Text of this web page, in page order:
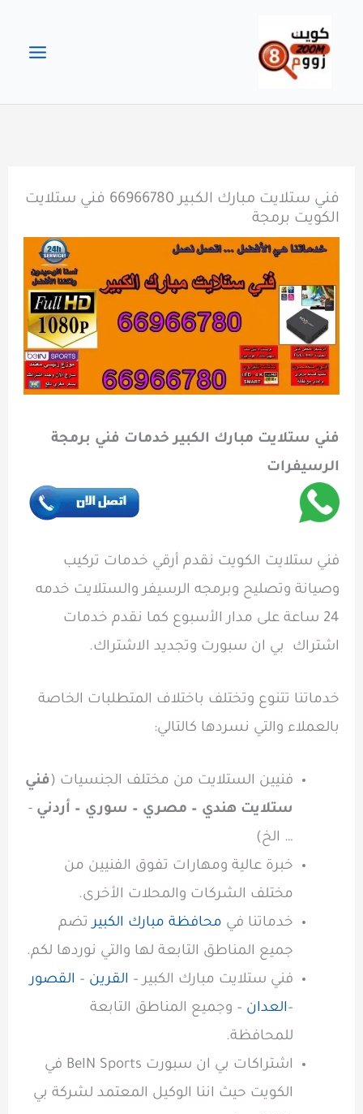
المحتوى
فني ستلايت مبارك الكبير 66966780 فني ستلايت
الكويت برمجة
فني ستلايت مبارك الكبير خدمات فني برمجة
الرسيفرات
فني ستلايت الكويت نقدم أرقي خدمات تركيب
وصيانة وتصليح وبرمجه الرسيفر والستلايت خدمه
24 ساعة على مدار الأسبوع كما نقدم خدمات
اشتراك بي ان سبورت وتجديد الاشتراك.
خدماتنا تتنوع وتختلف باختلاف المتطلبات الخاصة
بالعملاء والتي نسردها كالتالي:
فنيين الستلايت من مختلف الجنسيات (فني
ستلايت هندي – مصري – سوري – أردني -
… الخ)
خبرة عالية ومهارات تفوق الفنيين من
مختلف الشركات والمحلات الأخرى.
خدماتنا في محافظة مبارك الكبير تضم
جميع المناطق التابعة لها والتي نوردها لكم.
فني ستلايت مبارك الكبير – القرين – القصور
–العدان – وجميع المناطق التابعة
للمحافظة.
اشتراكات بي ان سبورت BeIN Sports في
الكويت حيث اننا الوكيل المعتمد لشركة بي